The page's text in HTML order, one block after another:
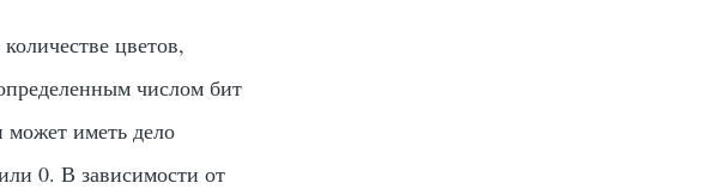
цветов,
числом бит
иметь дело
0. В зависимости от